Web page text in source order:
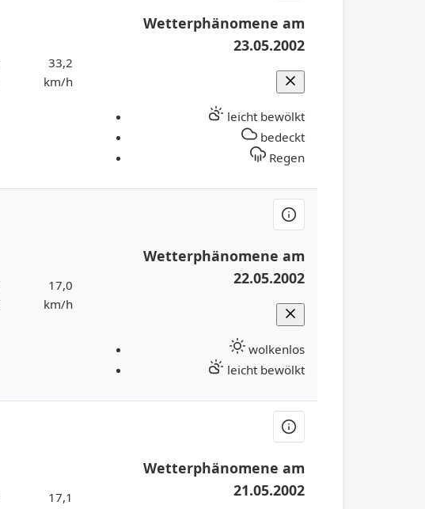
33,2
km/h
Wetterphänomene am
23.05.2002
leicht bewölkt
bedeckt
Regen
17,0
km/h
Wetterphänomene am
22.05.2002
wolkenlos
leicht bewölkt
17,1
Wetterphänomene am
21.05.2002